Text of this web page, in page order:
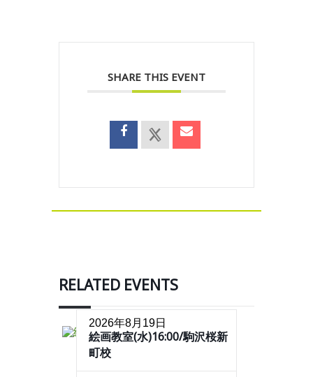
SHARE THIS EVENT
RELATED EVENTS
2026年8月19日
絵画教室(水)16:00/駒沢桜新
町校